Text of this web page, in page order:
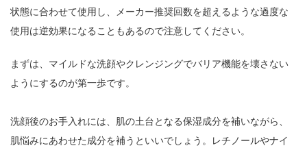
状態に合わせて使用し、メーカー推奨回数を超えるような過度な
使用は逆効果になることもあるので注意してください。
まずは、マイルドな洗顔やクレンジングでバリア機能を壊さない
ようにするのが第一歩です。
洗顔後のお手入れには、肌の土台となる保湿成分を補いながら、
肌悩みにあわせた成分を補うといいでしょう。レチノールやナイ